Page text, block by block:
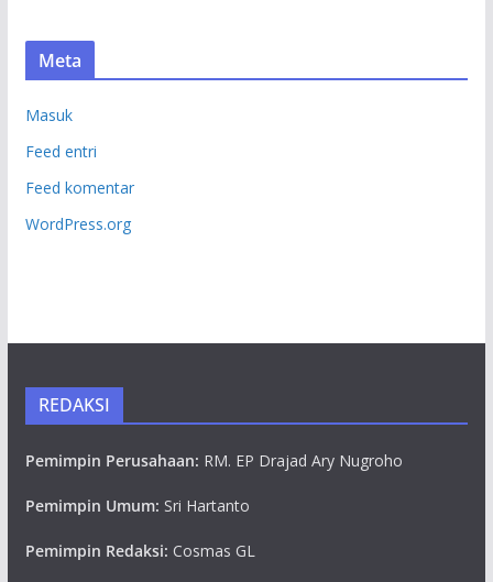
Meta
Masuk
Feed entri
Feed komentar
WordPress.org
REDAKSI
Pemimpin Perusahaan: RM. EP Drajad Ary Nugroho
Pemimpin Umum: Sri Hartanto
Pemimpin Redaksi: Cosmas GL